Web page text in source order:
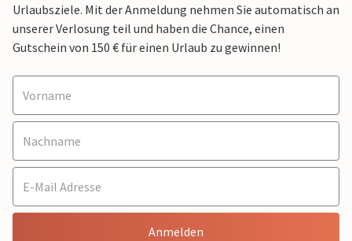
Urlaubsziele. Mit der Anmeldung nehmen Sie automatisch an
unserer Verlosung teil und haben die Chance, einen
Gutschein von 150 € für einen Urlaub zu gewinnen!
Anmelden